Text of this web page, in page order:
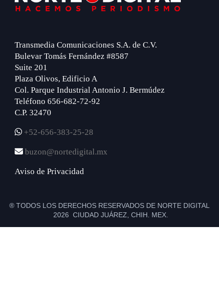
Transmedia Comunicaciones S.A. de C.V.
Bulevar Tomás Fernández #8587
Suite 201
Plaza Olivos, Edificio A
Col. Parque Industrial Antonio J. Bermúdez
Teléfono 656-682-72-92
C.P. 32470
+52-656-383-25-28
buzon@nortedigital.mx
Aviso de Privacidad
® TODOS LOS DERECHOS RESERVADOS DE NORTE DIGITAL
2026 CIUDAD JUÁREZ, CHIH. MEX.